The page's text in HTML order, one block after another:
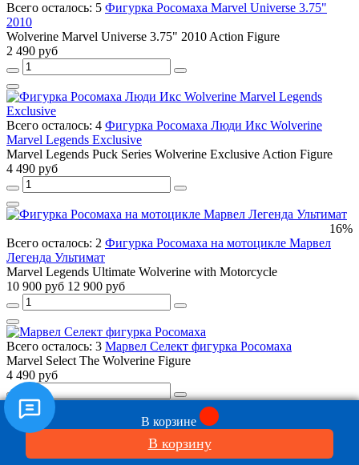
Всего осталось: 5 Фигурка Росомаха Marvel Universe 3.75"
2010
Wolverine Marvel Universe 3.75" 2010 Action Figure
2 490 руб
Всего осталось: 4 Фигурка Росомаха Люди Икс Wolverine
Marvel Legends Exclusive
Marvel Legends Puck Series Wolverine Exclusive Action Figure
4 490 руб
16%
Всего осталось: 2 Фигурка Росомаха на мотоцикле Марвел
Легенда Ультимат
Marvel Legends Ultimate Wolverine with Motorcycle
10 900 руб 12 900 руб
Всего осталось: 3 Марвел Селект фигурка Росомаха
Marvel Select The Wolverine Figure
4 490 руб
36%
Люди Икс маска латексная Росомаха
В корзине
В корзину